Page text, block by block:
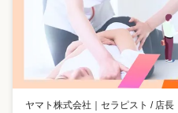
ヤマト株式会社 セラピスト / 店長